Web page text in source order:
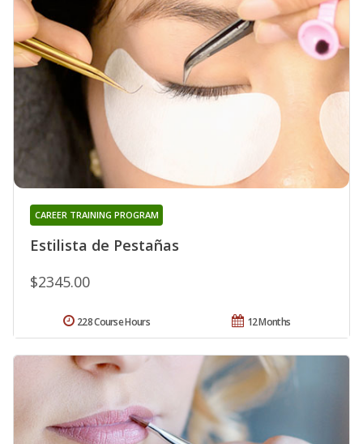
Estilista de Pestañas
CAREER TRAINING PROGRAM
$2345.00
12 Months
228 Course Hours